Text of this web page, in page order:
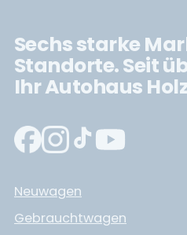
Sechs starke
Standorte. Seit
Ihr Autohaus
Neuwagen
Gebrauchtwagen